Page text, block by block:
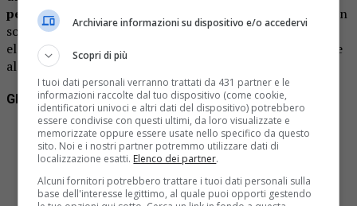
persone presenti nel locale brandendo un coltello
. Non
solo: l’indagato avrebbe anche sabotato la centralina
elettrica pubblica della zona, lasciando temporaneamente
al buio la via del centro cittadino.
Gli episodi ricostruiti dagli investigatori
Lancio di sassi e calcinacci contro il bar
Danni alle auto dei clienti
Aggressione a un dipendente del locale
Minacce con un coltello ai presenti
Sabotaggio della centralina elettrica pubblica
Archiviare informazioni su dispositivo e/o accedervi
Scopri di più
I tuoi dati personali verranno trattati da 431 partner e le
informazioni raccolte dal tuo dispositivo (come cookie,
identificatori univoci e altri dati del dispositivo) potrebbero
essere condivise con questi ultimi, da loro visualizzate e
memorizzate oppure essere usate nello specifico da questo
sito. Noi e i nostri partner potremmo utilizzare dati di
localizzazione esatti. Elenco dei partner.
Alcuni fornitori potrebbero trattare i tuoi dati personali sulla
base dell'interesse legittimo, al quale puoi opporti gestendo